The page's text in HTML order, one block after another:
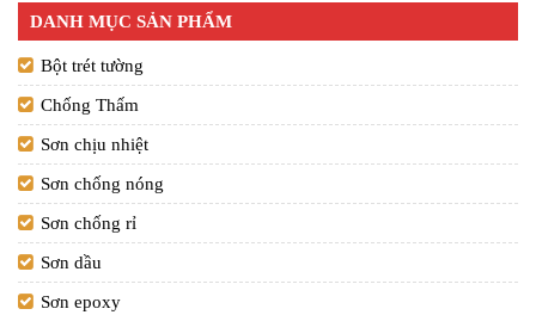
DANH MỤC SẢN PHẨM
Bột trét tường
Chống Thấm
Sơn chịu nhiệt
Sơn chống nóng
Sơn chống rỉ
Sơn dầu
Sơn epoxy